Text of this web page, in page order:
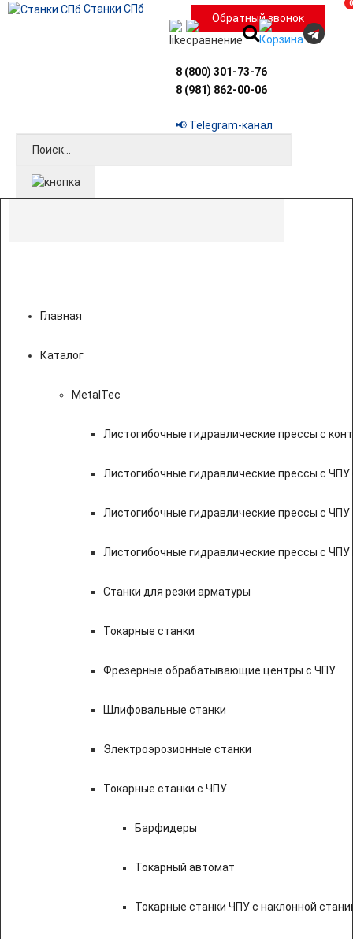
Станки СПб
Обратный звонок
0
8 (800) 301-73-76
8 (981) 862-00-06
📢 Telegram-канал
Главная
Каталог
MetalTec
Листогибочные гидравлические прессы с
Листогибочные гидравлические прессы с
Листогибочные гидравлические прессы с ЧПУ
Листогибочные гидравлические прессы с
Станки для резки арматуры
Токарные станки
Фрезерные обрабатывающие центры с ЧПУ
Шлифовальные станки
Электроэрозионные станки
Токарные станки с ЧПУ
Барфидеры
Токарный автомат
Токарные станки ЧПУ c наклонной